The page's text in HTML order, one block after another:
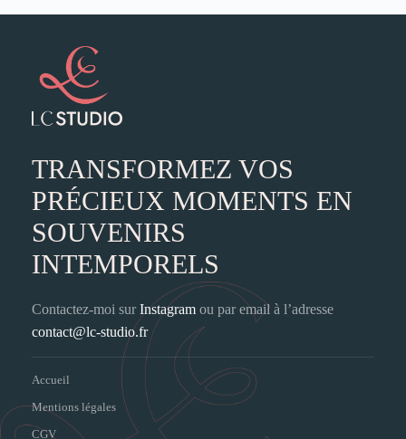
TRANSFORMEZ VOS
PRÉCIEUX MOMENTS EN
SOUVENIRS
INTEMPORELS
Contactez-moi surInstagram ou par email à l’adresse
contact@lc-studio.fr
Accueil
Mentions légales
CGV